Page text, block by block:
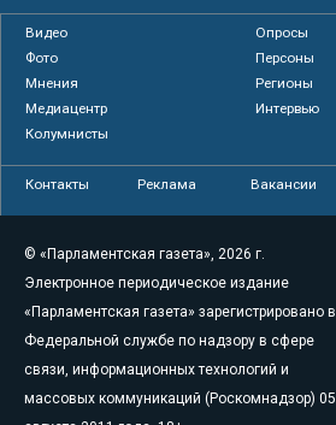
Видео
Опросы
Фото
Персоны
Мнения
Регионы
Медиацентр
Интервью
Колумнисты
Контакты Реклама Вакансии
© «Парламентская газета», 2026 г.
Электронное периодическое издание
«Парламентская газета» зарегистрировано в
Федеральной службе по надзору в сфере
связи, информационных технологий и
массовых коммуникаций (Роскомнадзор) 05